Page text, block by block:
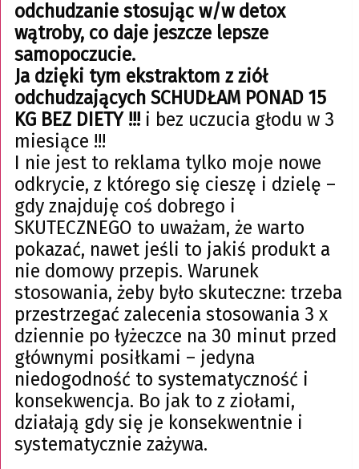
odchudzanie stosując w/w detox
wątroby, co daje jeszcze lepsze
samopoczucie.
Ja dzięki tym ekstraktom z ziół
odchudzających SCHUDŁAM PONAD 15
KG BEZ DIETY !!!i bez uczucia głodu w 3
miesiące !!!
I nie jest to reklama tylko moje nowe
odkrycie, z którego się cieszę i dzielę –
gdy znajduję coś dobrego i
SKUTECZNEGO to uważam, że warto
pokazać, nawet jeśli to jakiś produkt a
nie domowy przepis. Warunek
stosowania, żeby było skuteczne: trzeba
przestrzegać zalecenia stosowania 3 x
dziennie po łyżeczce na 30 minut przed
głównymi posiłkami – jedyna
niedogodność to systematyczność i
konsekwencja. Bo jak to z ziołami,
działają gdy się je konsekwentnie i
systematycznie zażywa.